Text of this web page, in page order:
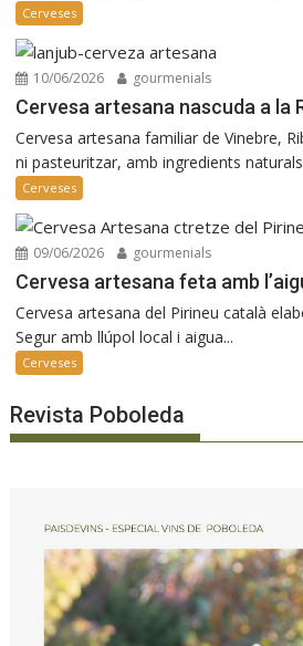
Cerveses
10/06/2026 gourmenials
Cervesa artesana nascuda a la
Cervesa artesana familiar de Vinebre,
ni pasteuritzar, amb ingredients naturals
Cerveses
09/06/2026 gourmenials
Cervesa artesana feta amb
Cervesa artesana del Pirineu català
Segur amb llúpol local i aigua...
Cerveses
Revista Poboleda